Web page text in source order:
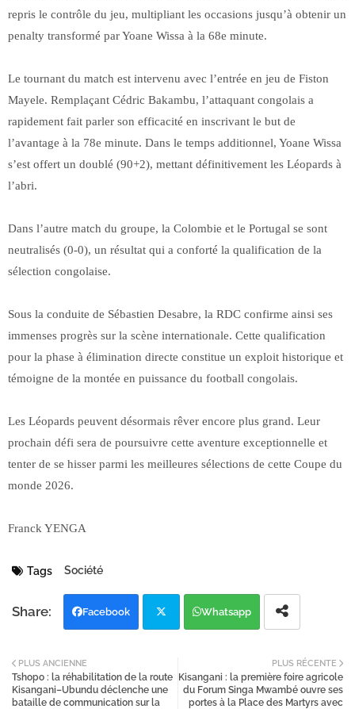
repris le contrôle du jeu, multipliant les occasions jusqu’à obtenir un
penalty transformé par Yoane Wissa à la 68e minute.
Le tournant du match est intervenu avec l’entrée en jeu de Fiston
Mayele. Remplaçant Cédric Bakambu, l’attaquant congolais a
rapidement fait parler son efficacité en inscrivant le but de
l’avantage à la 78e minute. Dans le temps additionnel, Yoane Wissa
s’est offert un doublé (90+2), mettant définitivement les Léopards à
l’abri.
Dans l’autre match du groupe, la Colombie et le Portugal se sont
neutralisés (0-0), un résultat qui a conforté la qualification de la
sélection congolaise.
Sous la conduite de Sébastien Desabre, la RDC confirme ainsi ses
immenses progrès sur la scène internationale. Cette qualification
pour la phase à élimination directe constitue un exploit historique et
témoigne de la montée en puissance du football congolais.
Les Léopards peuvent désormais rêver encore plus grand. Leur
prochain défi sera de poursuivre cette aventure exceptionnelle et
tenter de se hisser parmi les meilleures sélections de cette Coupe du
monde 2026.
Franck YENGA
Tags Société
Facebook
tter
Whatsapp
PLUS RÉCENTE
Kisangani : la première foire agricole
du Forum Singa Mwambé ouvre ses
portes à la Place des Martyrs avec
PLUS ANCIENNE
Tshopo : la réhabilitation de la route
Kisangani–Ubundu déclenche une
bataille de communication sur la